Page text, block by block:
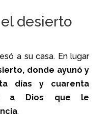
desierto
a su casa. En lugar
donde ayunó y
días y cuarenta
a Dios que le
.